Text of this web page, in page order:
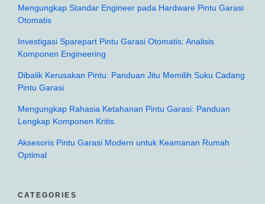
Mengungkap Standar Engineer pada Hardware Pintu Garasi
Otomatis
Investigasi Sparepart Pintu Garasi Otomatis: Analisis
Komponen Engineering
Dibalik Kerusakan Pintu: Panduan Jitu Memilih Suku Cadang
Pintu Garasi
Mengungkap Rahasia Ketahanan Pintu Garasi: Panduan
Lengkap Komponen Kritis
Aksesoris Pintu Garasi Modern untuk Keamanan Rumah
Optimal
CATEGORIES